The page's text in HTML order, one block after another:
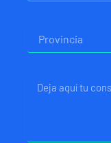
Mensaje